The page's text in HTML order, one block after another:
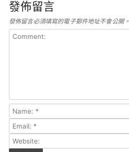
發佈留言
發佈留言必須填寫的電子郵件地址不會公開。